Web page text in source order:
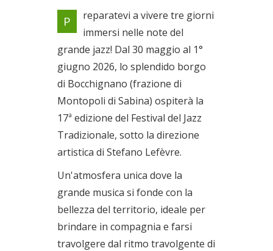
17^ Festival del Jazz
Tradizionale a Bocchignano
Dal 30/05/2026 al
01/06/2026
P
reparatevi a vivere tre giorni
immersi nelle note del
grande jazz! Dal 30 maggio al 1°
giugno 2026, lo splendido borgo
di Bocchignano (frazione di
Montopoli di Sabina) ospiterà la
17ª edizione del Festival del Jazz
Tradizionale, sotto la direzione
artistica di Stefano Lefèvre.
Un'atmosfera unica dove la
grande musica si fonde con la
bellezza del territorio, ideale per
brindare in compagnia e farsi
travolgere dal ritmo travolgente di